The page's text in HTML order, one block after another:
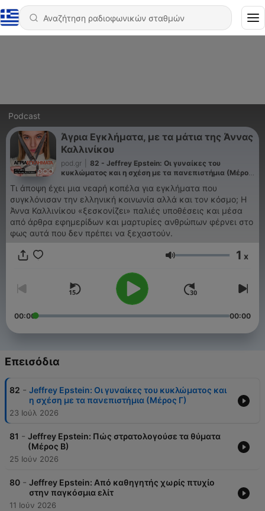
Podcast
Άγρια Εγκλήματα, με τα μάτια της Άννας
Καλλινίκου
pod.gr
82 - Jeffrey Epstein: Οι γυναίκες του
κυκλώματος και η σχέση με τα πανεπιστήμια (Μέρος
Τι άποψη έχει μια νεαρή κοπέλα για εγκλήματα που
συγκλόνισαν την ελληνική κοινωνία αλλά και τον κόσμο; Η
Άννα Καλλινίκου «ξεσκονίζει» παλιές υποθέσεις και μέσα
από άρθρα εφημερίδων και μαρτυρίες ανθρώπων φέρνει στο
φως αυτά που δεν πρέπει να ξεχαστούν.
Ένταση 1 x
00:00 00:00
Επεισόδια
82 - Jeffrey Epstein: Οι γυναίκες του κυκλώματος και
η σχέση με τα πανεπιστήμια (Μέρος Γ)
23 Ιούλ 2026
81 - Jeffrey Epstein: Πώς στρατολογούσε τα θύματα
(Μέρος Β)
25 Ιούν 2026
80 - Jeffrey Epstein: Από καθηγητής χωρίς πτυχίο
στην παγκόσμια ελίτ
11 Ιούν 2026